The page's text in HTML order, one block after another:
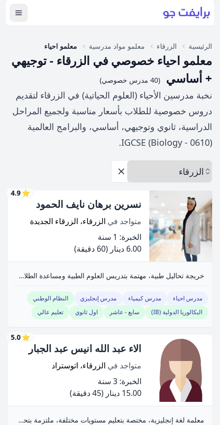
عرض
الرئيسية الزرقاء معلمو مواد مدرسية معلمو احياء
معلمو احياء خصوصي في الزرقاء - توجيهي
+ أساسي
(40 مدرس خصوصي)
نخبة مدرسين الأحياء (العلوم الحياتية) في الزرقاء لتقديم
دروس خصوصية للطلاب بأسعار مناسبة ولجميع المراحل
الدراسية، ثانوي وتوجيهي، أساسي، والبرامج العالمية
IGCSE (Biology - 0610).
اختر المحافظة
إزالة الخيارات
⭐
4.9
نسرين برهان نايف الحمود
متواجد في الزرقاء، الزرقاء الجديدة
الخبرة: 1 سنة
6.00 دينار
(60 دقيقة)
خريجة تحاليل طبية، مهتمة بتدريس العلوم الطبية ومساعدة الطلاب في تنظيم وقتهم الدراسي.
مدرس احياء مدرس كيمياء مدرس إنجليزي
النظام الوطني
البكالوريا الدولية (IB)
سابع - عاشر اول ثانوي تعليم عالي
⭐
5.0
الاء عبد الله انيس عبد الجبار
متواجد في الزرقاء، اتوستراد
الخبرة: 3 سنة
15.00 دينار
(45 دقيقة)
معلمة لغة إنجليزية، مختصة بتعليم مستويات مختلفة، ملتزمة بتحقيق الأهداف الأكاديمية.